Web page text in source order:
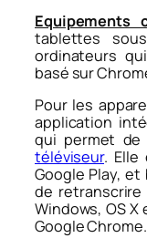
Equipements
tablettes
ordinateurs
basé sur
Pour les
application
qui permet
téléviseur. Elle
Google Play,
de retranscrire
Windows, OS
Google